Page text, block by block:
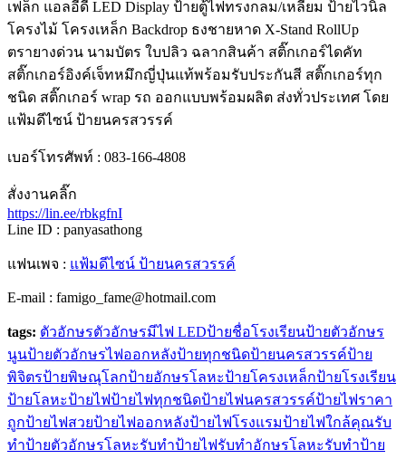
เฟล็ก แอลอีดี LED Display ป้ายตู้ไฟทรงกลม/เหลี่ยม ป้ายไวนิล
โครงไม้ โครงเหล็ก Backdrop ธงชายหาด X-Stand RollUp
ตรายางด่วน นามบัตร ใบปลิว ฉลากสินค้า สติ๊กเกอร์ไดคัท
สติ๊กเกอร์อิงค์เจ็ทหมึกญี่ปุ่นแท้พร้อมรับประกันสี สติ๊กเกอร์ทุก
ชนิด สติ๊กเกอร์ wrap รถ ออกแบบพร้อมผลิต ส่งทั่วประเทศ โดย
แฟ้มดีไซน์ ป้ายนครสวรรค์
เบอร์โทรศัพท์ : 083-166-4808
สั่งงานคลิ๊ก
https://lin.ee/rbkgfnI
Line ID : panyasathong
แฟนเพจ : แฟ้มดีไซน์ ป้ายนครสวรรค์
E-mail : famigo_fame@hotmail.com
tags: ตัวอักษรตัวอักษรมีไฟ LEDป้ายชื่อโรงเรียนป้ายตัวอักษร
นูนป้ายตัวอักษรไฟออกหลังป้ายทุกชนิดป้ายนครสวรรค์ป้าย
พิจิตรป้ายพิษณุโลกป้ายอักษรโลหะป้ายโครงเหล็กป้ายโรงเรียน
ป้ายโลหะป้ายไฟป้ายไฟทุกชนิดป้ายไฟนครสวรรค์ป้ายไฟราคา
ถูกป้ายไฟสวยป้ายไฟออกหลังป้ายไฟโรงแรมป้ายไฟใกล้คุณรับ
ทำป้ายตัวอักษรโลหะรับทำป้ายไฟรับทำอักษรโลหะรับทําป้าย